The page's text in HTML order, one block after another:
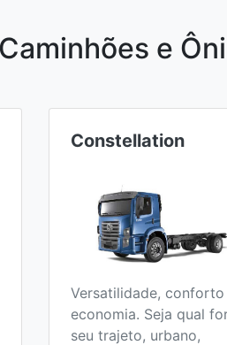
e
Constellation
Versatilidade, conforto
economia. Seja qual
seu trajeto, urbano,